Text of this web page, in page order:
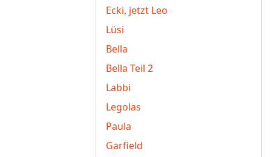
Ecki, jetzt Leo
Lüsi
Bella
Bella Teil 2
Labbi
Legolas
Paula
Garfield